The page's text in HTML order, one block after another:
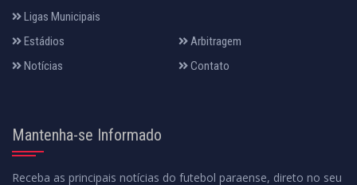
Ligas Municipais
Estádios
Arbitragem
Notícias
Contato
Mantenha-se Informado
Receba as principais notícias do futebol paraense, direto no seu